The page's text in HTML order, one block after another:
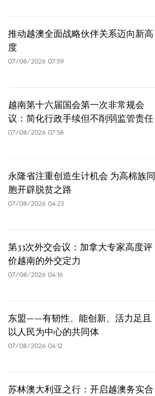
推动越澳全面战略伙伴关系迈向新高
度
07/08/2026 07:59
越南第十六届国会第一次非常规会
议：简化行政手续但不削弱监管责任
07/08/2026 07:58
永隆省注重创造生计机会 为高棉族同
胞开辟脱贫之路
07/08/2026 04:23
第33次外交会议：加拿大专家高度评
价越南的外交定力
07/08/2026 04:16
东盟——有韧性、能创新、活力足且
以人民为中心的共同体
07/08/2026 04:12
苏林澳大利亚之行：开启越澳务实合